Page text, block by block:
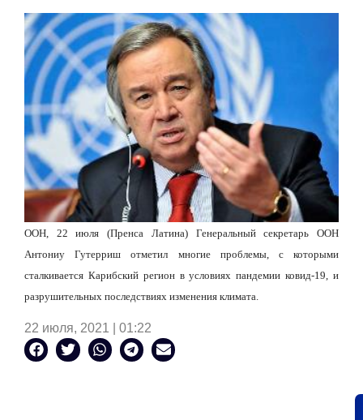
ООН, 22 июля (Пренса Латина) Генеральный секретарь ООН
Антониу Гутерриш отметил многие проблемы, с которыми
сталкивается Карибский регион в условиях пандемии ковид-19, и
разрушительных последствиях изменения климата.
22 июля, 2021 | 01:22